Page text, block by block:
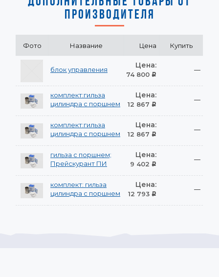
ПРОИЗВОДИТЕЛЯ
Фото Название Цена Купить
блок управления Цена:
74 800 Р
—
комплект:гильза
цилиндра с поршнем
Цена:
12 867 Р
—
комплект:гильза
цилиндра с поршнем
Цена:
12 867 Р
—
гильза с поршнем;
Прейскурант ПИ
Цена:
9 402 Р
—
комплект: гильза
цилиндра с поршнем
Цена:
12 793 Р
—